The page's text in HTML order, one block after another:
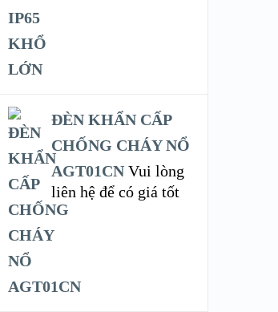
ĐÈN KHẨN CẤP
CHỐNG CHÁY NỔ
AGT01CN Vui lòng
liên hệ để có giá tốt